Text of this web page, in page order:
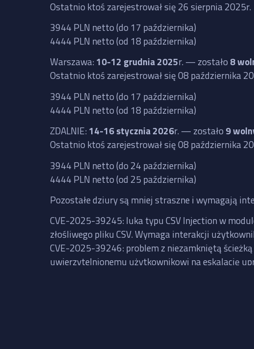
Ostatnio ktoś zarejestrował się 26 sierpnia
3944 PLN netto (do 17 października)
4444 PLN netto (od 18 października)
Warszawa: 10-12 grudnia 2025r. — zostało 8
Ostatnio ktoś zarejestrował się 08 października
3944 PLN netto (do 17 października)
4444 PLN netto (od 18 października)
ZDALNIE: 14-16 stycznia 2026r. — zostało 9
Ostatnio ktoś zarejestrował się 08 października
3944 PLN netto (do 24 października)
4444 PLN netto (od 25 października)
Pozostałe dziury są mniej straszne i wymagają
CVE-2025-39245: luka typu CSV Injection w
złośliwego pliku CSV. Wymaga interakcji
CVE-2025-39246: problem z niezamkniętą
uwierzytelnionemu użytkownikowi na eskalację